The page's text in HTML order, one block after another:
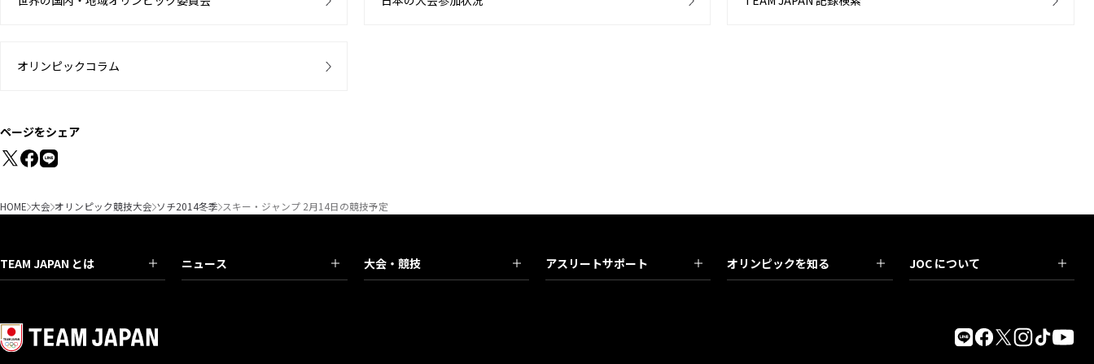
オリンピックコラム
ページをシェア
HOME 大会 オリンピック競技大会 ソチ2014冬季 スキー・ジャンプ 2月14日の競技予定
TEAM JAPAN とは ニュース 大会・競技 アスリートサポート オリンピックを知る JOC について